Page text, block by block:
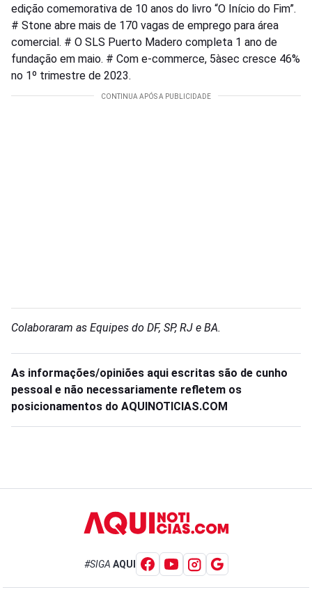
edição comemorativa de 10 anos do livro “O Início do Fim”.
# Stone abre mais de 170 vagas de emprego para área
comercial. # O SLS Puerto Madero completa 1 ano de
fundação em maio. # Com e-commerce, 5àsec cresce 46%
no 1º trimestre de 2023.
Colaboraram as Equipes do DF, SP, RJ e BA.
As informações/opiniões aqui escritas são de cunho
pessoal e não necessariamente refletem os
posicionamentos do AQUINOTICIAS.COM
#SIGA AQUI